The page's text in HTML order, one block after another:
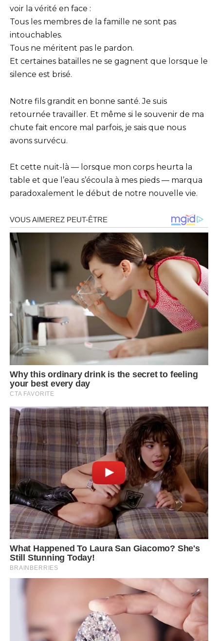
voir la vérité en face :
Tous les membres de la famille ne sont pas
intouchables.
Tous ne méritent pas le pardon.
Et certaines batailles ne se gagnent que lorsque le
silence est brisé.
Notre fils grandit en bonne santé. Je suis
retournée travailler. Et même si le souvenir de ma
chute fait encore mal parfois, je sais que nous
avons survécu.
Et cette nuit-là — lorsque mon corps heurta la
table et que l’eau s’écoula à mes pieds — marqua
paradoxalement le début de notre nouvelle vie.